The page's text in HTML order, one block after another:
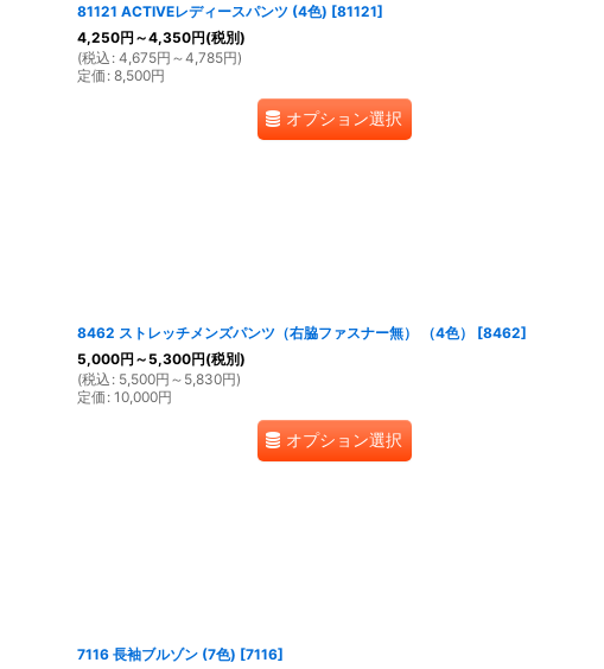
81121 ACTIVEレディースパンツ (4色) [81121]
4,250円 ～4,350円(税別)
(税込 : 4,675円 ～4,785円)
定価 : 8,500円
オプション選択
8462 ストレッチメンズパンツ（右脇ファスナー無） （4色） [8462]
5,000円 ～5,300円(税別)
(税込 : 5,500円 ～5,830円)
定価 : 10,000円
オプション選択
7116 長袖ブルゾン (7色) [7116]